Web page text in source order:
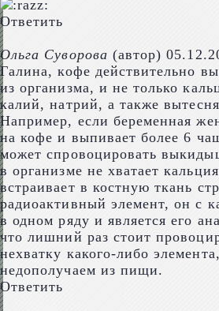
Ответить
Ольга Суворова (автор)
Галина, кофе действительно
из организма, и не только
калий, натрий, а также
Например, если беременная
на кофе и выпивает более 6
может спровоцировать
в организме не хватает
встраивает в костную ткань
радиоактивный элемент, он с
в одном ряду и является его
что лишний раз стоит
нехватку какого-либо
недополучаем из пищи.
Ответить